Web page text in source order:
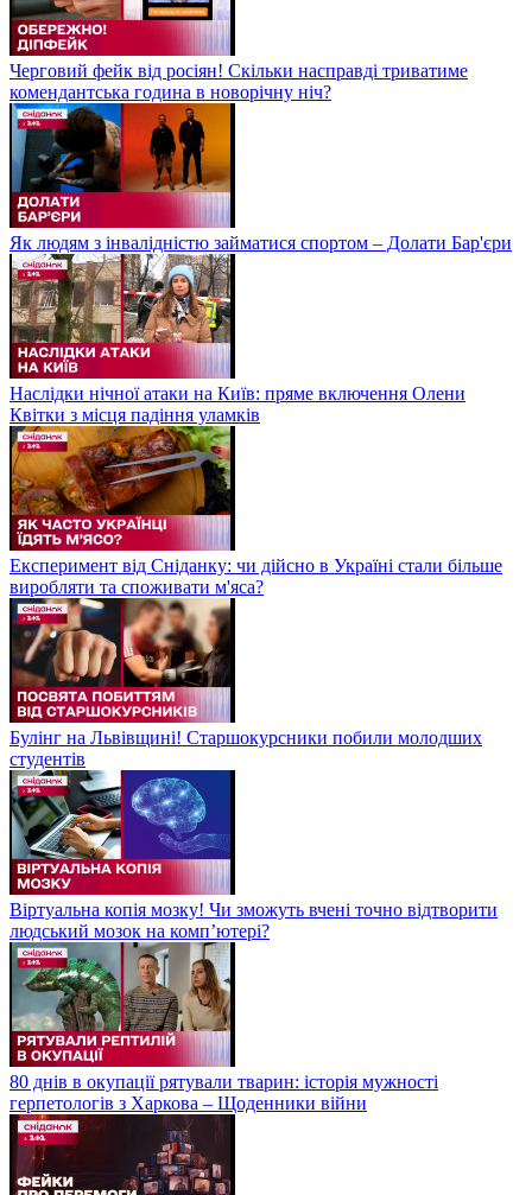
Черговий фейк від росіян! Скільки насправді триватиме
комендантська година в новорічну ніч?
Як людям з інвалідністю займатися спортом – Долати Бар'єри
Наслідки нічної атаки на Київ: пряме включення Олени
Квітки з місця падіння уламків
Експеримент від Сніданку: чи дійсно в Україні стали більше
виробляти та споживати м'яса?
Булінг на Львівщині! Старшокурсники побили молодших
студентів
Віртуальна копія мозку! Чи зможуть вчені точно відтворити
людський мозок на компʼютері?
80 днів в окупації рятували тварин: історія мужності
герпетологів з Харкова – Щоденники війни